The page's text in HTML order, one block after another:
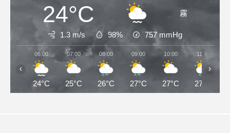
24°C 霧
1.3 m/s 98% 757 mmHg
06:00
24°C
07:00
25°C
08:00
26°C
09:00
27°C
10:00
27°C
11:00
27°C
‹ ›